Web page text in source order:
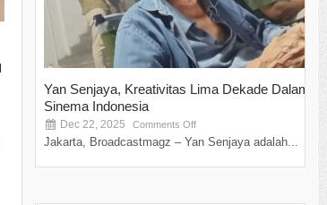
Yan Senjaya, Kreativitas Lima Dekade Dalam
Sinema Indonesia
Dec 22, 2025 Comments Off
Jakarta, Broadcastmagz – Yan Senjaya adalah...